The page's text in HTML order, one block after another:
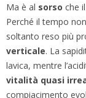
Ma è al sorso che
Perché il tempo
soltanto reso più
verticale. La
lavica, mentre
vitalità quasi
compiacimento